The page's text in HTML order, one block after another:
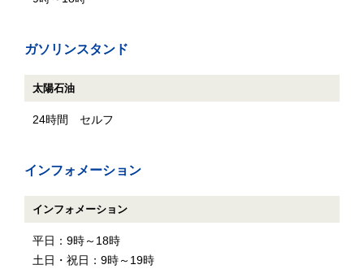
ガソリンスタンド
太陽石油
24時間 セルフ
インフォメーション
インフォメーション
平日：9時～18時
土日・祝日：9時～19時